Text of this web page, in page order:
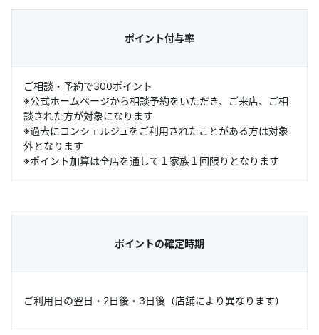
ポイント付与率
ご相談・予約で300ポイント
※公式ホームページから相談予約をいただき、ご来店、ご相
談された方が対象になります
※過去にコンシェルジュをご利用されたことがある方は対象
外となります
※ポイント加算は全店を通して１家族１回限りとなります
ポイントの確定時期
ご利用日の翌日・2日後・3日後（店舗により異なります）